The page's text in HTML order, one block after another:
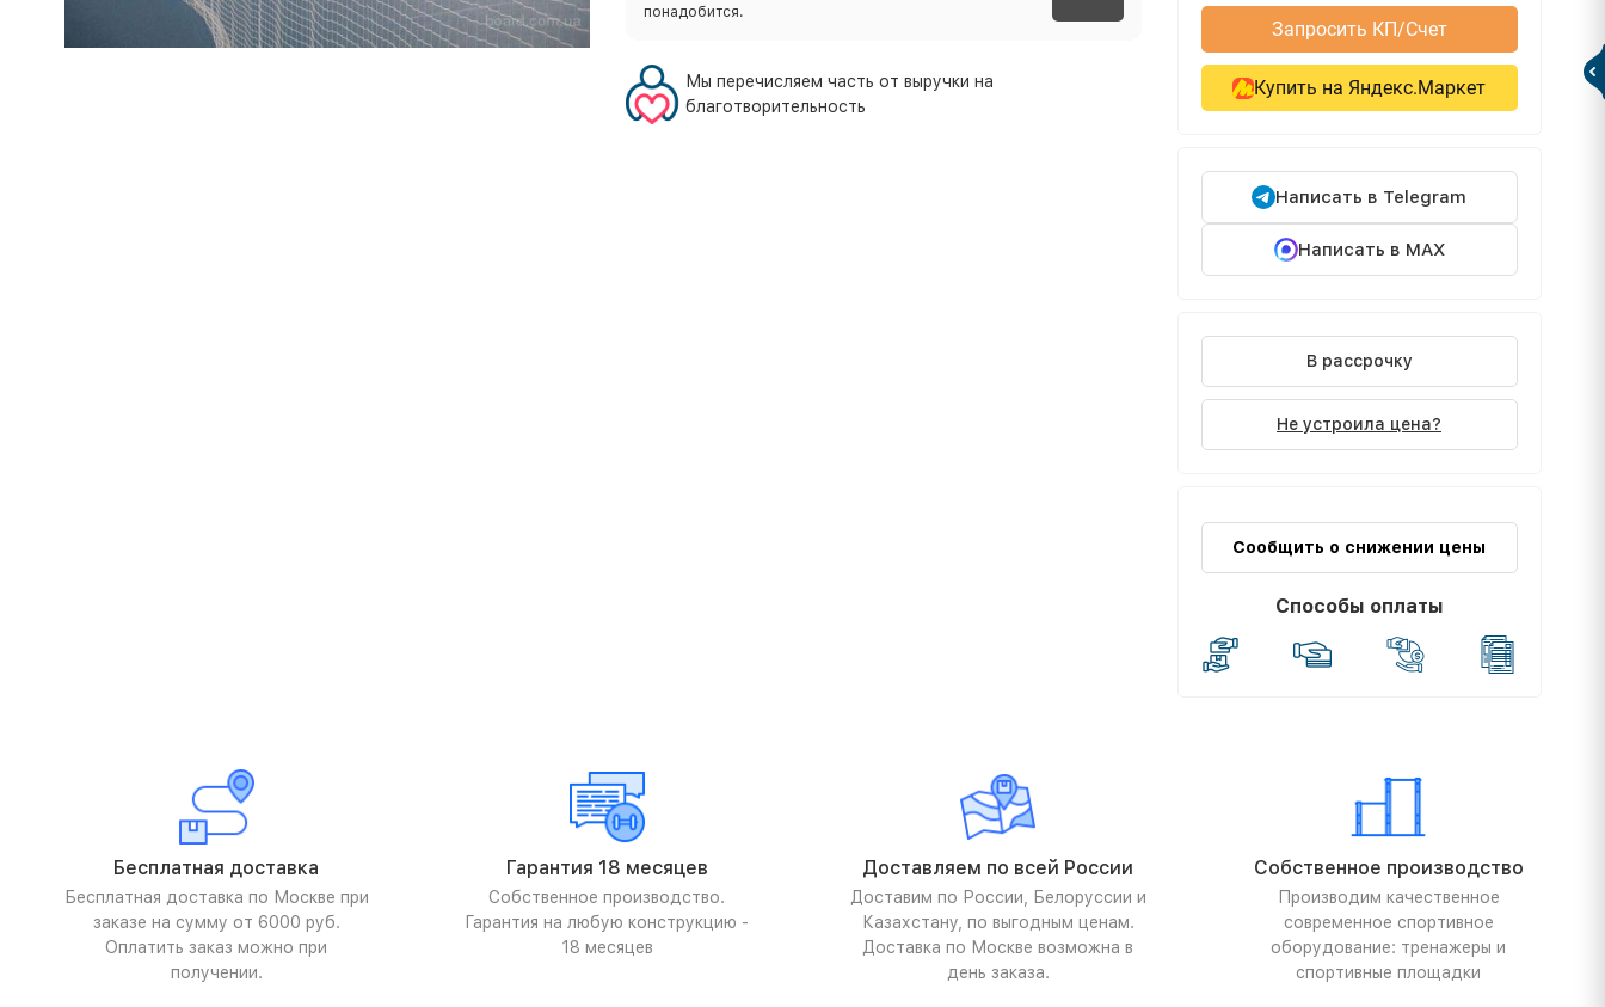
понадобится.
Мы перечисляем часть от выручки на
благотворительность
Запросить КП/Счет
Купить на Яндекс.Маркет
Написать в Telegram
Написать в MAX
В рассрочку
Не устроила цена?
Сообщить о снижении цены
Способы оплаты
Бесплатная доставка
Бесплатная доставка по Москве при
заказе на сумму от 6000 руб.
Оплатить заказ можно при
получении.
Гарантия 18 месяцев
Собственное производство.
Гарантия на любую конструкцию -
18 месяцев
Доставляем по всей России
Доставим по России, Белоруссии и
Казахстану, по выгодным ценам.
Доставка по Москве возможна в
день заказа.
Собственное производство
Производим качественное
современное спортивное
оборудование: тренажеры и
спортивные площадки